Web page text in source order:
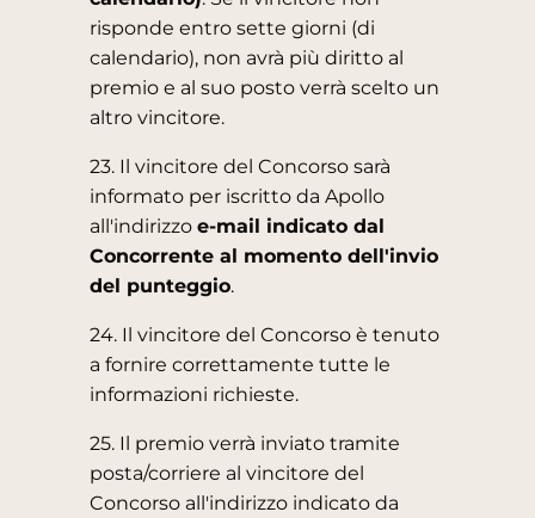
risponde entro sette giorni (di
calendario), non avrà più diritto al
premio e al suo posto verrà scelto un
altro vincitore.
23. Il vincitore del Concorso sarà
informato per iscritto da Apollo
all'indirizzo e-mail indicato dal
Concorrente al momento dell'invio
del punteggio.
24. Il vincitore del Concorso è tenuto
a fornire correttamente tutte le
informazioni richieste.
25. Il premio verrà inviato tramite
posta/corriere al vincitore del
Concorso all'indirizzo indicato da